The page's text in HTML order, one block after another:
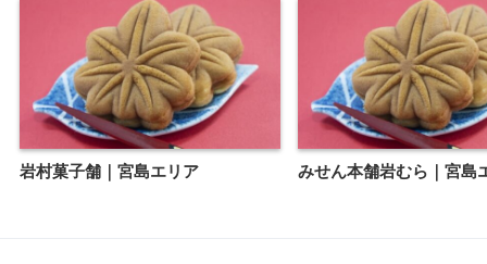
岩村菓子舗｜宮島エリア みせん本舗岩むら｜宮島